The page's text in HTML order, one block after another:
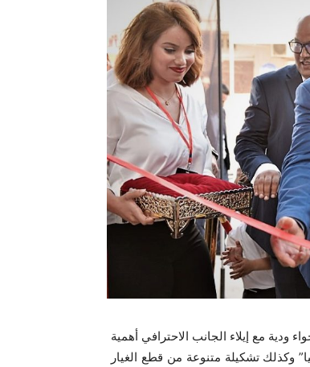
الجديدة يوم الجمعة 23 جوان 2023 ، وسط أجواء ودية مع إيلاء الجانب الاحترافي أهمية
وكذلك تشكيلة متنوعة من قطع الغيار